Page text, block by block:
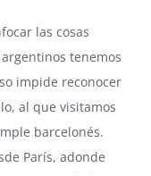
las cosas
tenemos
impide reconocer
al que visitamos
barcelonés.
París, adonde